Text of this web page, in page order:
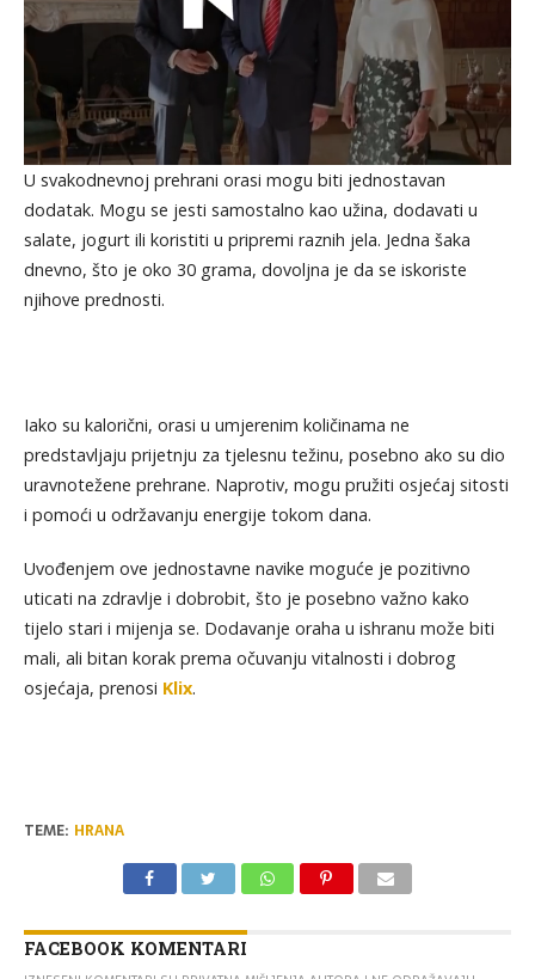
U svakodnevnoj prehrani orasi mogu biti jednostavan
dodatak. Mogu se jesti samostalno kao užina, dodavati u
salate, jogurt ili koristiti u pripremi raznih jela. Jedna šaka
dnevno, što je oko 30 grama, dovoljna je da se iskoriste
njihove prednosti.
Iako su kalorični, orasi u umjerenim količinama ne
predstavljaju prijetnju za tjelesnu težinu, posebno ako su dio
uravnotežene prehrane. Naprotiv, mogu pružiti osjećaj sitosti
i pomoći u održavanju energije tokom dana.
Uvođenjem ove jednostavne navike moguće je pozitivno
uticati na zdravlje i dobrobit, što je posebno važno kako
tijelo stari i mijenja se. Dodavanje oraha u ishranu može biti
mali, ali bitan korak prema očuvanju vitalnosti i dobrog
osjećaja, prenosi Klix.
TEME: HRANA
FACEBOOK KOMENTARI